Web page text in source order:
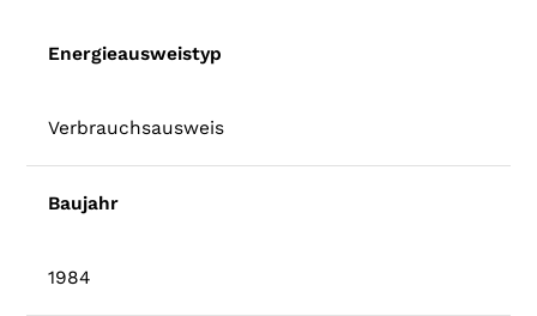
Energieausweistyp
Verbrauchsausweis
Baujahr
1984